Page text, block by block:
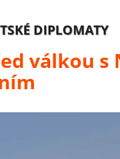
DIPLOMATY
válkou s